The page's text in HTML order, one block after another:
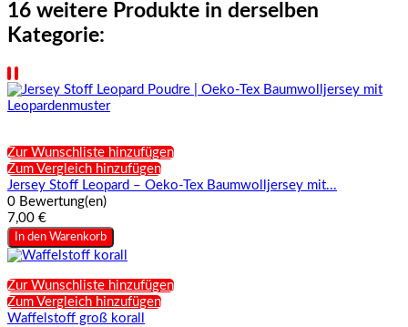
16 weitere Produkte in derselben
Kategorie:
Zur Wunschliste hinzufügen
Zum Vergleich hinzufügen
Jersey Stoff Leopard – Oeko-Tex Baumwolljersey mit...
0 Bewertung(en)
7,00 €
In den Warenkorb
Zur Wunschliste hinzufügen
Zum Vergleich hinzufügen
Waffelstoff groß korall